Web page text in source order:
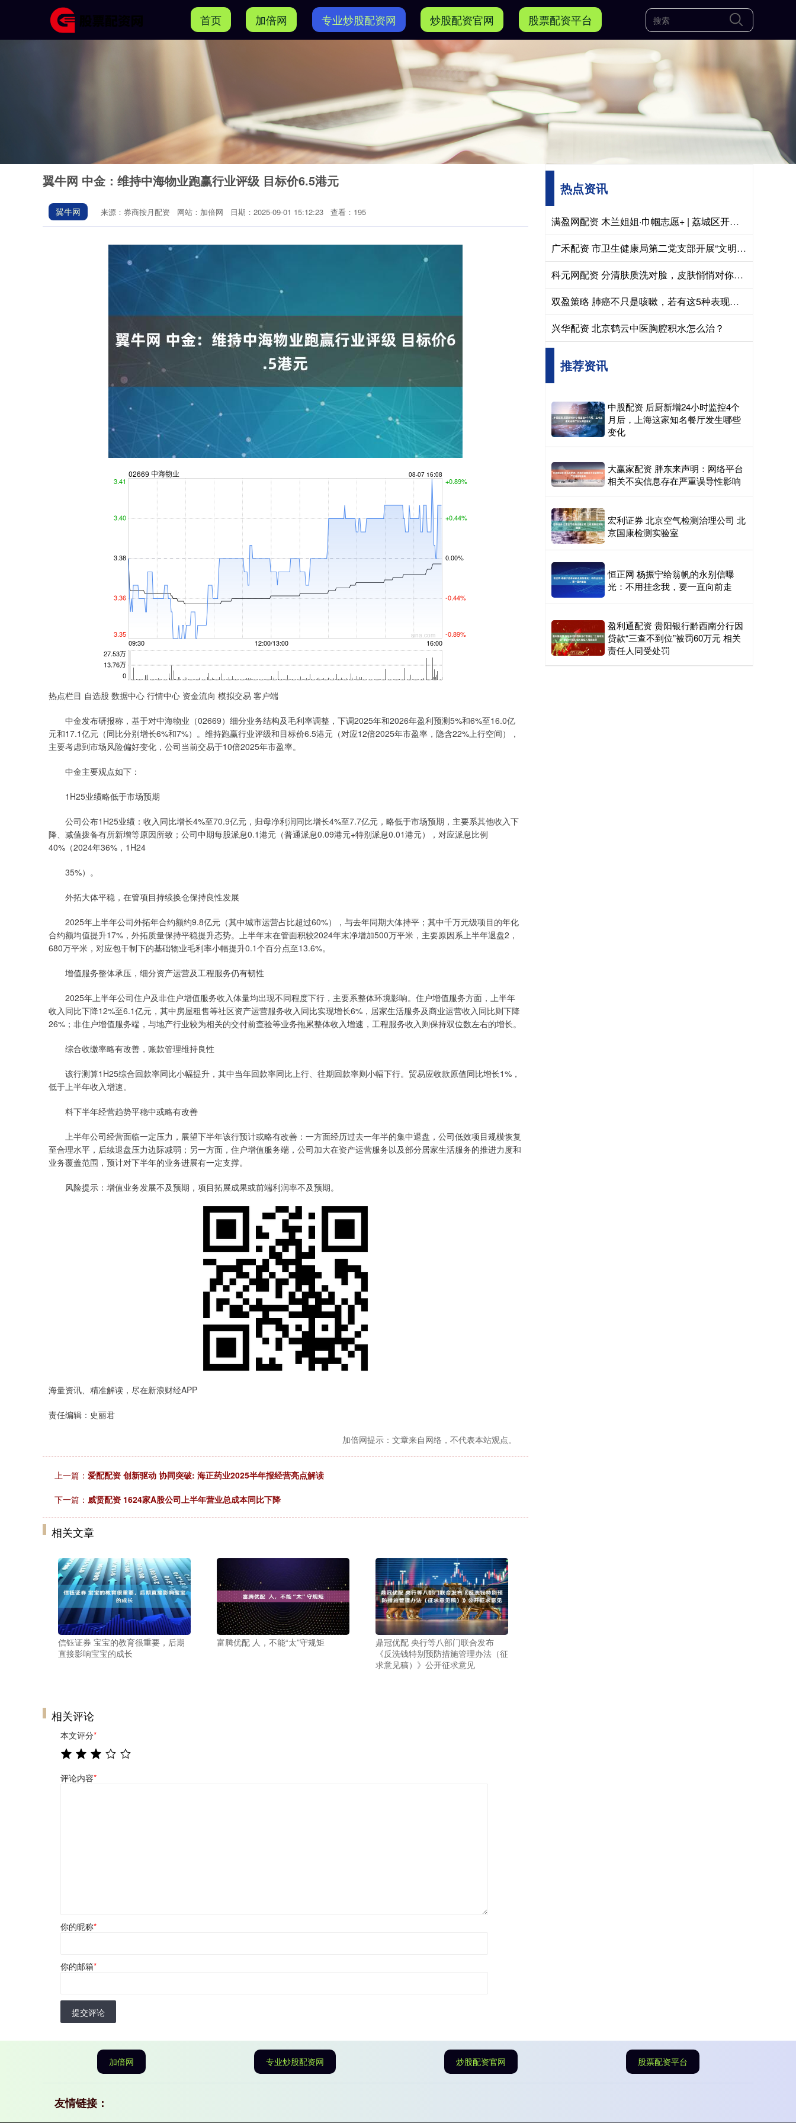
首页 加倍网 专业炒股配资网 炒股配资官网 股票配资平台
翼牛网 中金：维持中海物业跑赢行业评级 目标价6.5港元
翼牛网 来源：券商按月配资 网站：加倍网 日期：2025-09-01 15:12:23 查看：195
热点栏目 自选股 数据中心 行情中心 资金流向 模拟交易 客户端
中金发布研报称，基于对中海物业（02669）细分业务结构及毛利率调整，下调2025年和2026年盈利预测5%和6%至16.0亿
元和17.1亿元（同比分别增长6%和7%）。维持跑赢行业评级和目标价6.5港元（对应12倍2025年市盈率，隐含22%上行空间），
主要考虑到市场风险偏好变化，公司当前交易于10倍2025年市盈率。
中金主要观点如下：
1H25业绩略低于市场预期
公司公布1H25业绩：收入同比增长4%至70.9亿元，归母净利润同比增长4%至7.7亿元，略低于市场预期，主要系其他收入下
降、减值拨备有所新增等原因所致；公司中期每股派息0.1港元（普通派息0.09港元+特别派息0.01港元），对应派息比例
40%（2024年36%，1H24
35%）。
外拓大体平稳，在管项目持续换仓保持良性发展
2025年上半年公司外拓年合约额约9.8亿元（其中城市运营占比超过60%），与去年同期大体持平；其中千万元级项目的年化
合约额均值提升17%，外拓质量保持平稳提升态势。上半年末在管面积较2024年末净增加500万平米，主要原因系上半年退盘2，
680万平米，对应包干制下的基础物业毛利率小幅提升0.1个百分点至13.6%。
增值服务整体承压，细分资产运营及工程服务仍有韧性
2025年上半年公司住户及非住户增值服务收入体量均出现不同程度下行，主要系整体环境影响。住户增值服务方面，上半年
收入同比下降12%至6.1亿元，其中房屋租售等社区资产运营服务收入同比实现增长6%，居家生活服务及商业运营收入同比则下降
26%；非住户增值服务端，与地产行业较为相关的交付前查验等业务拖累整体收入增速，工程服务收入则保持双位数左右的增长。
综合收缴率略有改善，账款管理维持良性
该行测算1H25综合回款率同比小幅提升，其中当年回款率同比上行、往期回款率则小幅下行。贸易应收款原值同比增长1%，
低于上半年收入增速。
料下半年经营趋势平稳中或略有改善
上半年公司经营面临一定压力，展望下半年该行预计或略有改善：一方面经历过去一年半的集中退盘，公司低效项目规模恢复
至合理水平，后续退盘压力边际减弱；另一方面，住户增值服务端，公司加大在资产运营服务以及部分居家生活服务的推进力度和
业务覆盖范围，预计对下半年的业务进展有一定支撑。
风险提示：增值业务发展不及预期，项目拓展成果或前端利润率不及预期。
海量资讯、精准解读，尽在新浪财经APP
责任编辑：史丽君
加倍网提示：文章来自网络，不代表本站观点。
上一篇： 爱配配资 创新驱动 协同突破: 海正药业2025半年报经营亮点解读
下一篇： 威贤配资 1624家A股公司上半年营业总成本同比下降
相关文章
信钰证券 宝宝的教育很重要，后期
直接影响宝宝的成长
富腾优配 人，不能“太”守规矩
鼎冠优配 央行等八部门联合发布
《反洗钱特别预防措施管理办法（征
求意见稿）》公开征求意见
相关评论
本文评分*
评论内容*
你的昵称*
你的邮箱*
提交评论
热点资讯
满盈网配资 木兰姐姐·巾帼志愿+ | 荔城区开展“巾帼聚力 守护碧水”志愿服务活动
广禾配资 市卫生健康局第二党支部开展“文明城市创建暨人居环境整治行动”主题党日活动
科元网配资 分清肤质洗对脸，皮肤悄悄对你说谢谢
双盈策略 肺癌不只是咳嗽，若有这5种表现，或是肺癌来临的信号，尽早查肺
兴华配资 北京鹤云中医胸腔积水怎么治？
推荐资讯
中股配资 后厨新增24小时监控4个
月后，上海这家知名餐厅发生哪些
变化
大赢家配资 胖东来声明：网络平台
相关不实信息存在严重误导性影响
宏利证券 北京空气检测治理公司 北
京国康检测实验室
恒正网 杨振宁给翁帆的永别信曝
光：不用挂念我，要一直向前走
盈利通配资 贵阳银行黔西南分行因
贷款“三查不到位”被罚60万元 相关
责任人同受处罚
加倍网 专业炒股配资网 炒股配资官网 股票配资平台
友情链接：